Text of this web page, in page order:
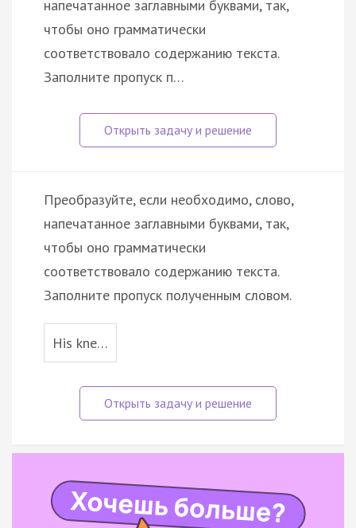
напечатанное заглавными буквами, так,
чтобы оно грамматически
соответствовало содержанию текста.
Заполните пропуск п…
Преобразуйте, если необходимо, слово,
напечатанное заглавными буквами, так,
чтобы оно грамматически
соответствовало содержанию текста.
Заполните пропуск полученным словом.
His kne…